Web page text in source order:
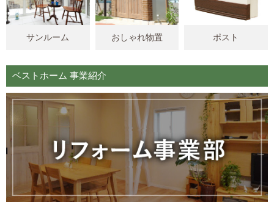
サンルーム おしゃれ物置 ポスト
ベストホーム 事業紹介